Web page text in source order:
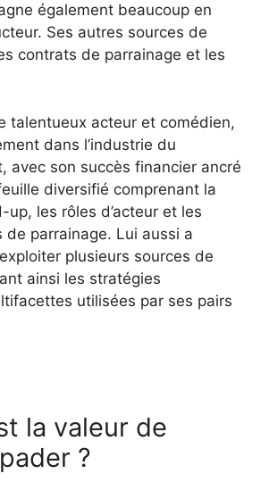
également beaucoup en
Ses autres sources de
contrats de parrainage et les
talentueux acteur et comédien,
dans l’industrie du
avec son succès financier ancré
diversifié comprenant la
up, les rôles d’acteur et les
de parrainage. Lui aussi a
plusieurs sources de
ainsi les stratégies
utilisées par ses pairs
la valeur de
?